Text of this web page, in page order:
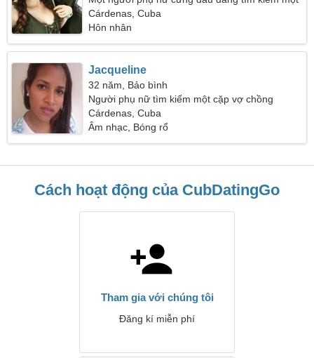
đối tác
Cárdenas, Cuba
Hôn nhân
Jacqueline
32 năm, Bảo bình
Người phụ nữ tìm kiếm một cặp vợ chồng
Cárdenas, Cuba
Âm nhạc, Bóng rổ
Cách hoạt động của CubDatingGo
Tham gia với chúng tôi
Đăng kí miễn phí